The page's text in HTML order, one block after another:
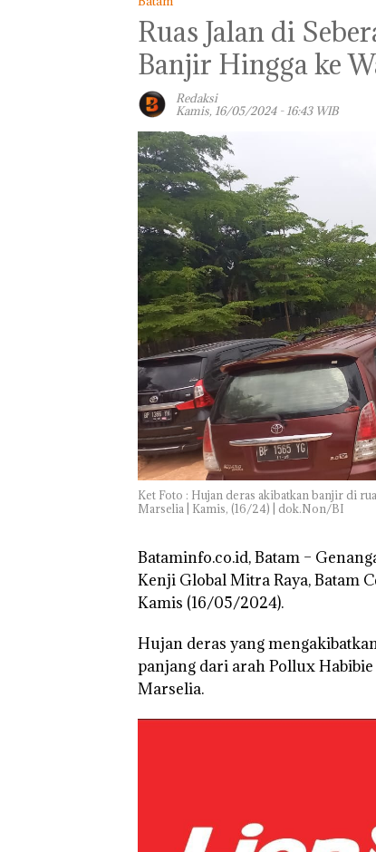
Ruas Jalan di
Banjir Hingga ke
Redaksi
Kamis, 16/05/2024 - 16:43 WIB
Ket Foto : Hujan deras akibatkan banjir di
Marselia | Kamis, (16/24) | dok.Non/BI
Bataminfo.co.id, Batam –
Kenji Global Mitra Raya, Batam
Kamis (16/05/2024).
Hujan deras yang
panjang dari arah Pollux
Marselia.